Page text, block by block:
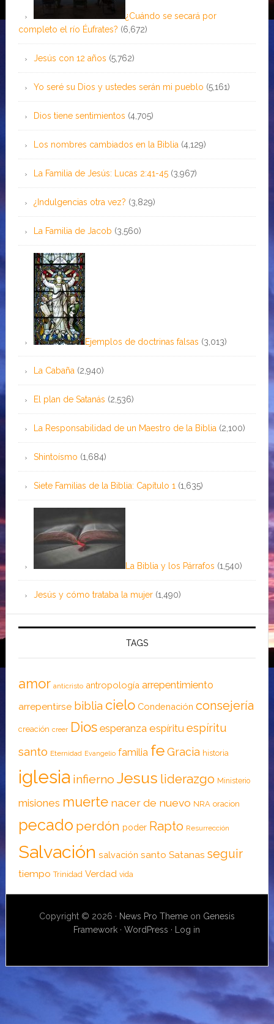
¿Cuándo se secará por
completo el río Éufrates? (6,672)
Jesús con 12 años (5,762)
Yo seré su Dios y ustedes serán mi pueblo (5,161)
Dios tiene sentimientos (4,705)
Los nombres cambiados en la Biblia (4,129)
La Familia de Jesús: Lucas 2:41-45 (3,967)
¿Indulgencias otra vez? (3,829)
La Familia de Jacob (3,560)
Ejemplos de doctrinas falsas (3,013)
La Cabaña (2,940)
El plan de Satanás (2,536)
La Responsabilidad de un Maestro de la Biblia (2,100)
Shintoísmo (1,684)
Siete Familias de la Biblia: Capítulo 1 (1,635)
La Biblia y los Párrafos (1,540)
Jesús y cómo trataba la mujer (1,490)
TAGS
amor anticristo antropología arrepentimiento
arrepentirse biblia cielo Condenación consejería
creación creer Dios esperanza espíritu espíritu
santo Eternidad Evangelio familia feGracia historia
iglesia infierno Jesus liderazgo Ministerio
misiones muerte nacer de nuevo NRA oracion
pecado perdón poder Rapto Resurrección
Salvación salvación santo Satanas seguir
tiempo Trinidad Verdad vida
Copyright © 2026 · News Pro Themeon Genesis
Framework ·WordPress · Log in